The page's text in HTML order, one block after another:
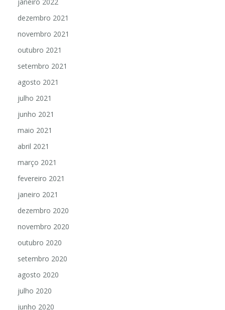
janeiro 2022
dezembro 2021
novembro 2021
outubro 2021
setembro 2021
agosto 2021
julho 2021
junho 2021
maio 2021
abril 2021
março 2021
fevereiro 2021
janeiro 2021
dezembro 2020
novembro 2020
outubro 2020
setembro 2020
agosto 2020
julho 2020
junho 2020